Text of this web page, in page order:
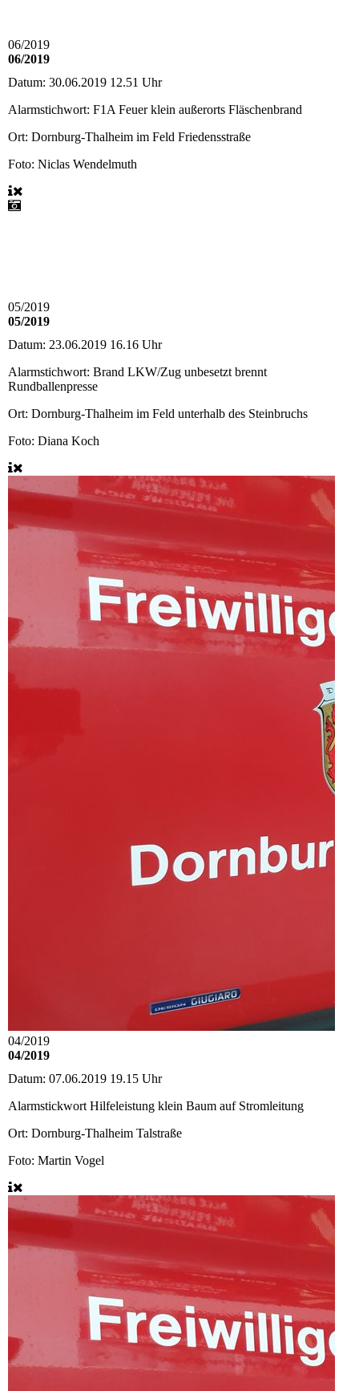
06/2019
06/2019
Datum: 30.06.2019 12.51 Uhr
Alarmstichwort: F1A Feuer klein außerorts Fläschenbrand
Ort: Dornburg-Thalheim im Feld Friedensstraße
Foto: Niclas Wendelmuth
05/2019
05/2019
Datum: 23.06.2019 16.16 Uhr
Alarmstichwort: Brand LKW/Zug unbesetzt brennt
Rundballenpresse
Ort: Dornburg-Thalheim im Feld unterhalb des Steinbruchs
Foto: Diana Koch
04/2019
04/2019
Datum: 07.06.2019 19.15 Uhr
Alarmstickwort Hilfeleistung klein Baum auf Stromleitung
Ort: Dornburg-Thalheim Talstraße
Foto: Martin Vogel